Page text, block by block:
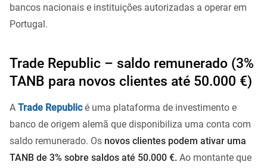
bancos nacionais e instituições autorizadas a operar em
Portugal.
Trade Republic – saldo remunerado (3%
TANB para novos clientes até 50.000 €)
A Trade Republicé uma plataforma de investimento e
banco de origem alemã que disponibiliza uma conta com
saldo remunerado. Os novos clientes podem ativar uma
TANB de 3% sobre saldos até 50.000 €. Ao montante que